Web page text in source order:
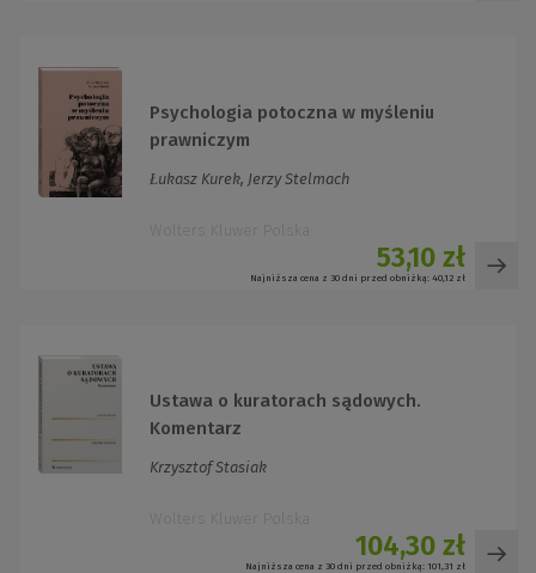
Psychologia potoczna w myśleniu
prawniczym
Łukasz Kurek, Jerzy Stelmach
53,10 zł
Najniższa cena z 30 dni przed obniżką: 40,12 zł
Ustawa o kuratorach sądowych.
Komentarz
Krzysztof Stasiak
104,30 zł
Najniższa cena z 30 dni przed obniżką: 101,31 zł